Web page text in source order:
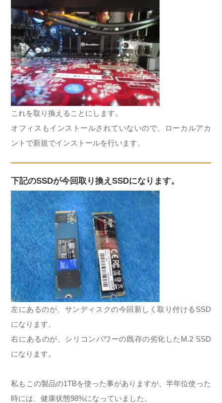
これを取り換えることにします。
オフィスもインストールされていないので、ローカルアカ
ントで新規でインストールを行います。
下記のSSDが今回取り換えSSDになります。
左にあるのが、サンディスクの今回新しく取り付けるSSD
になります。
右にあるのが、シリコンパワーの既存の劣化したM.2 SSD
になります。
私もこの製品の1TBを使った事がありますが、半年位使った
時には、健康状態98%になっていました。